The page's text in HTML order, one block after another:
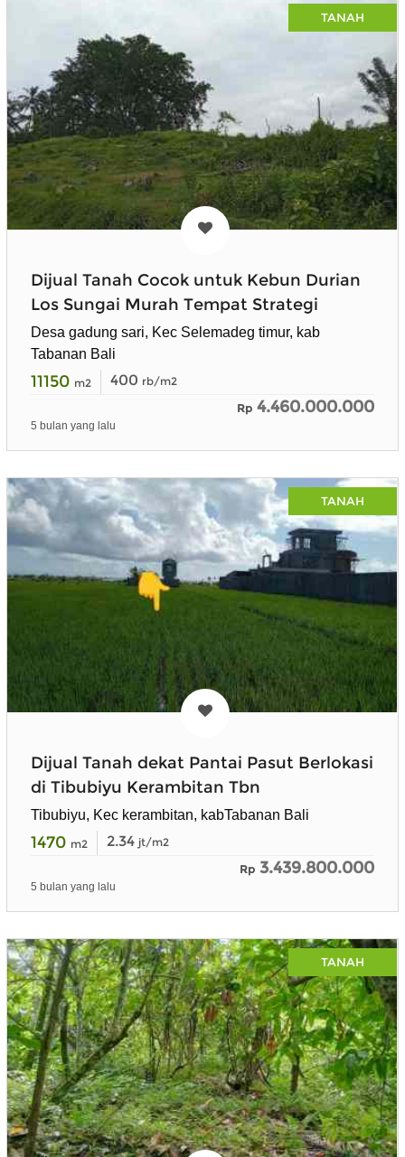
TANAH
Dijual Tanah Cocok untuk Kebun Durian
Los Sungai Murah Tempat Strategi
Desa gadung sari, Kec Selemadeg timur, kab
Tabanan Bali
11150 m2 400 rb/m2
Rp 4.460.000.000
5 bulan yang lalu
TANAH
Dijual Tanah dekat Pantai Pasut Berlokasi
di Tibubiyu Kerambitan Tbn
Tibubiyu, Kec kerambitan, kabTabanan Bali
1470 m2 2.34 jt/m2
Rp 3.439.800.000
5 bulan yang lalu
TANAH